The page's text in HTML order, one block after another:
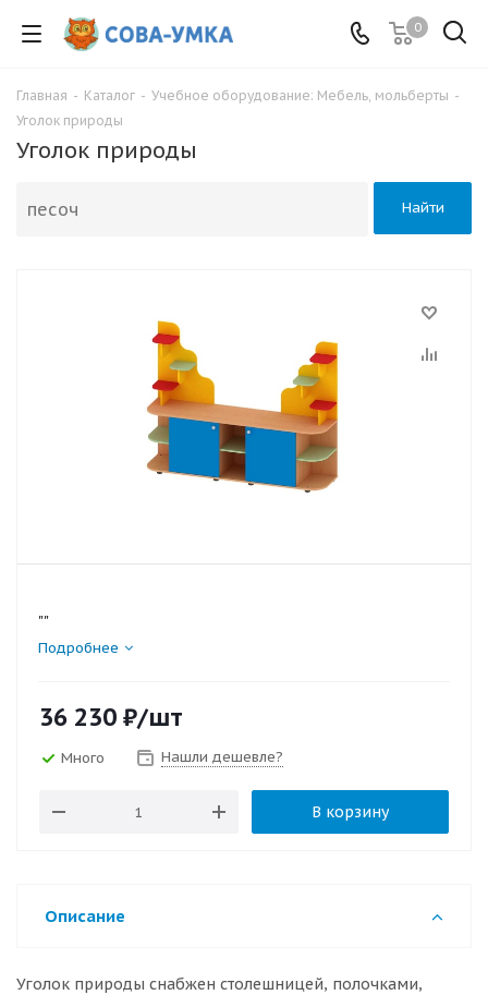
0
Главная - Каталог - Учебное оборудование: Мебель, мольберты -
Уголок природы
Уголок природы
Найти
""
Подробнее
36 230 ₽/шт
Много Нашли дешевле?
В корзину
Описание
Уголок природы снабжен столешницей, полочками,